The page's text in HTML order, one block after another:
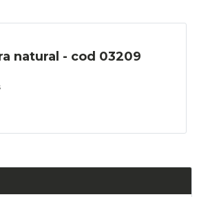
natural - cod 03209